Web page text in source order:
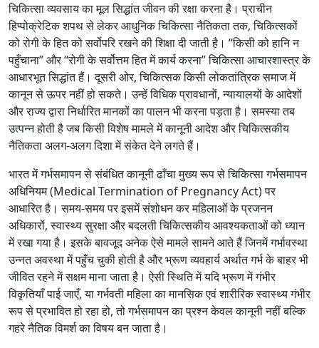
चिकित्सा व्यवसाय का मूल सिद्धांत जीवन की रक्षा करना है। प्राचीन
हिप्पोक्रेटिक शपथ से लेकर आधुनिक चिकित्सा नैतिकता तक, चिकित्सकों
को रोगी के हित को सर्वोपरि रखने की शिक्षा दी जाती है। “किसी को हानि न
पहुँचाना” और “रोगी के सर्वोत्तम हित में कार्य करना” चिकित्सा आचारशास्त्र के
आधारभूत सिद्धांत हैं। दूसरी ओर, चिकित्सक किसी लोकतांत्रिक समाज में
कानून से ऊपर नहीं हो सकते। उन्हें विधिक प्रावधानों, न्यायालयों के आदेशों
और राज्य द्वारा निर्धारित मानकों का पालन भी करना पड़ता है। समस्या तब
उत्पन्न होती है जब किसी विशेष मामले में कानूनी आदेश और चिकित्सकीय
नैतिकता अलग-अलग दिशा में संकेत देने लगते हैं।
भारत में गर्भसमापन से संबंधित कानूनी ढाँचा मुख्य रूप से चिकित्सा गर्भसमापन
अधिनियम (Medical Termination of Pregnancy Act) पर
आधारित है। समय-समय पर इसमें संशोधन कर महिलाओं के प्रजनन
अधिकारों, स्वास्थ्य सुरक्षा और बदलती चिकित्सकीय आवश्यकताओं को ध्यान
में रखा गया है। इसके बावजूद अनेक ऐसे मामले सामने आते हैं जिनमें गर्भावस्था
उन्नत अवस्था में पहुँच चुकी होती है और भ्रूण व्यवहार्य अर्थात गर्भ के बाहर भी
जीवित रहने में सक्षम माना जाता है। ऐसी स्थिति में यदि भ्रूण में गंभीर
विकृतियाँ पाई जाएँ, या गर्भवती महिला का मानसिक एवं शारीरिक स्वास्थ्य गंभीर
रूप से प्रभावित हो रहा हो, तो गर्भसमापन का प्रश्न केवल कानूनी नहीं बल्कि
गहरे नैतिक विमर्श का विषय बन जाता है।